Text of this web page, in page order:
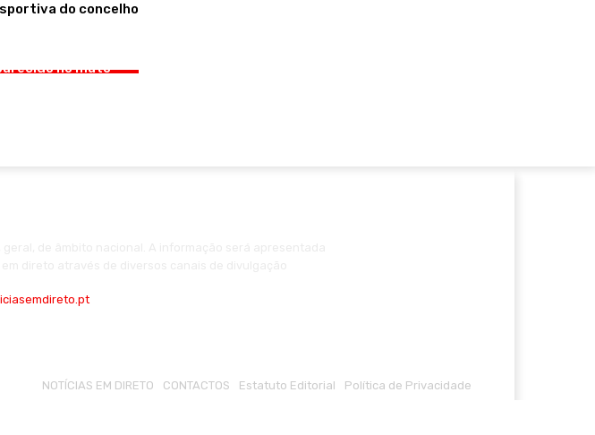
do concelho
no mato
NOTÍCIAS EM DIRETO CONTACTOS Estatuto Editorial Política de Privacidade